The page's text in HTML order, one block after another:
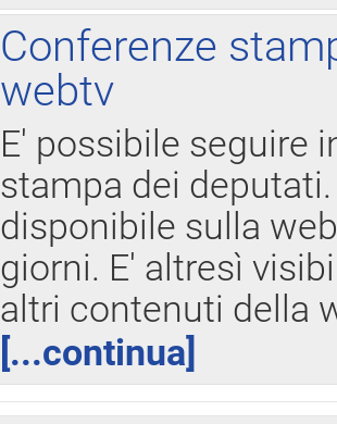
Conferenze
webtv
E' possibile seguire
stampa dei
disponibile sulla
giorni. E' altresì
altri contenuti della
[...continua]